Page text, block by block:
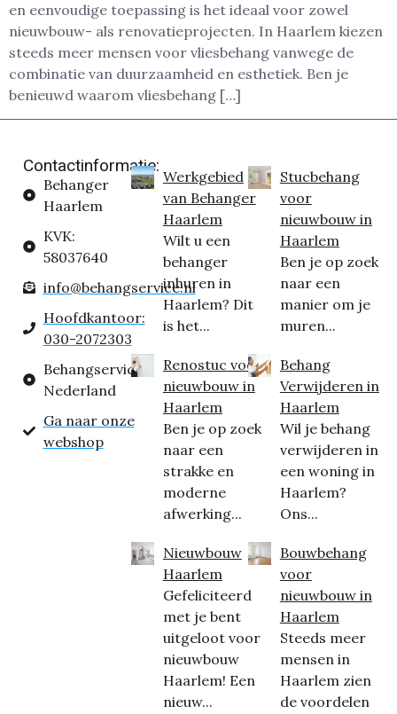
en eenvoudige toepassing is het ideaal voor zowel
nieuwbouw- als renovatieprojecten. In Haarlem kiezen
steeds meer mensen voor vliesbehang vanwege de
combinatie van duurzaamheid en esthetiek. Ben je
benieuwd waarom vliesbehang […]
Contactinformatie:
Behanger
Haarlem
KVK:
58037640
info@behangservice.nl
Hoofdkantoor:
030-2072303
Behangservice
Nederland
Ga naar onze
webshop
Werkgebied
van Behanger
Haarlem
Wilt u een
behanger
inhuren in
Haarlem? Dit
is het...
Renostuc voor
nieuwbouw in
Haarlem
Ben je op zoek
naar een
strakke en
moderne
afwerking...
Nieuwbouw
Haarlem
Gefeliciteerd
met je bent
uitgeloot voor
nieuwbouw
Haarlem! Een
nieuw...
Stucbehang
voor
nieuwbouw in
Haarlem
Ben je op zoek
naar een
manier om je
muren...
Behang
Verwijderen in
Haarlem
Wil je behang
verwijderen in
een woning in
Haarlem?
Ons...
Bouwbehang
voor
nieuwbouw in
Haarlem
Steeds meer
mensen in
Haarlem zien
de voordelen